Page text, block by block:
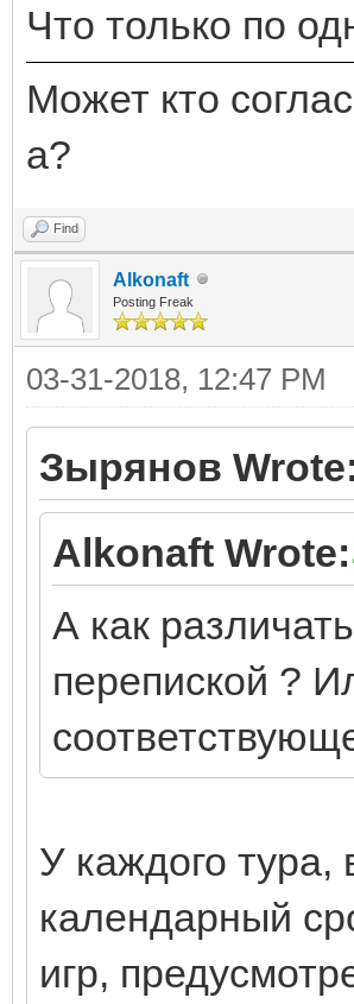
Что только по
Может кто
а?
Find
Alkonaft
Posting Freak
03-31-2018, 12:47 PM
Зырянов Wrote:
Alkonaft Wrote:
А как
перепиской ?
У каждого тура,
календарный
игр,